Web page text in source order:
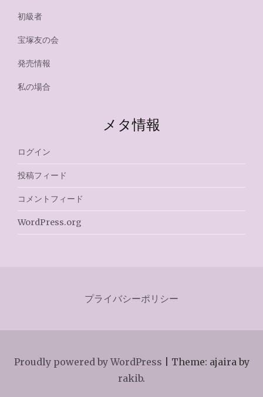
初級者
宝塚友の会
発売情報
私の場合
メタ情報
ログイン
投稿フィード
コメントフィード
WordPress.org
プライバシーポリシー
Proudly powered by WordPress
Theme: ajaira by
rakib.